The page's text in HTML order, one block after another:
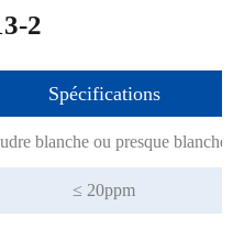
2
Spécifications
blanche ou presque blanche
≤ 20ppm